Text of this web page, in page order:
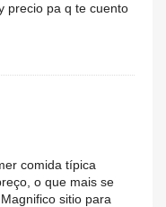
precio pa q te cuento
comida típica
o que mais se
sitio para